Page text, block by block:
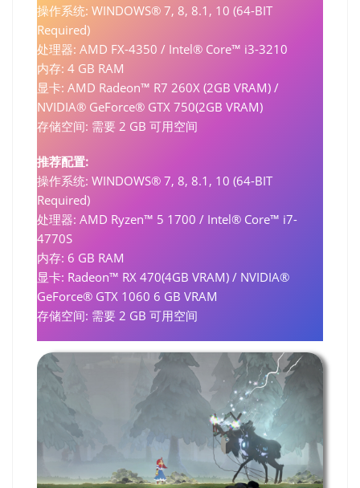
操作系统: WINDOWS® 7, 8, 8.1, 10 (64-BIT
Required)
处理器: AMD FX-4350 / Intel® Core™ i3-3210
内存: 4 GB RAM
显卡: AMD Radeon™ R7 260X (2GB VRAM) /
NVIDIA® GeForce® GTX 750(2GB VRAM)
存储空间: 需要 2 GB 可用空间
推荐配置:
操作系统: WINDOWS® 7, 8, 8.1, 10 (64-BIT
Required)
处理器: AMD Ryzen™ 5 1700 / Intel® Core™ i7-
4770S
内存: 6 GB RAM
显卡: Radeon™ RX 470(4GB VRAM) / NVIDIA®
GeForce® GTX 1060 6 GB VRAM
存储空间: 需要 2 GB 可用空间